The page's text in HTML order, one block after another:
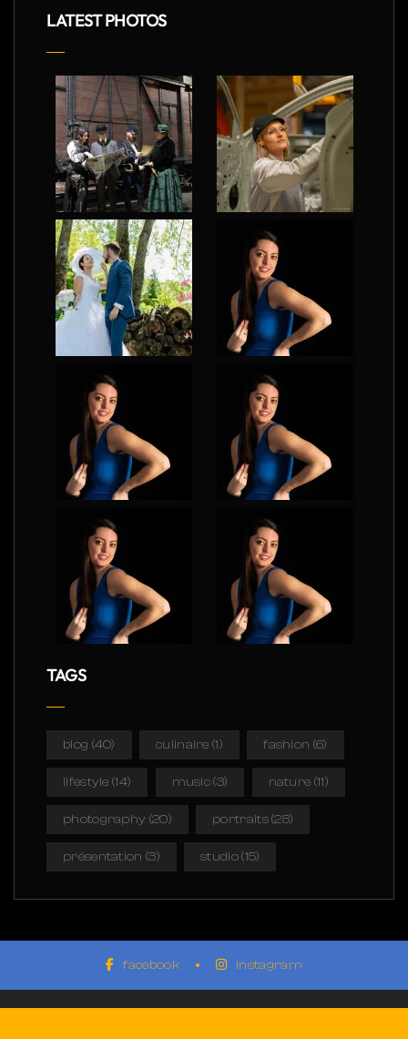
LATEST PHOTOS
TAGS
blog (40) culinaire (1) fashion (6)
lifestyle (14) music(3) nature (11)
photography (20) portraits(28)
présentation (3) studio(15)
facebook instagram